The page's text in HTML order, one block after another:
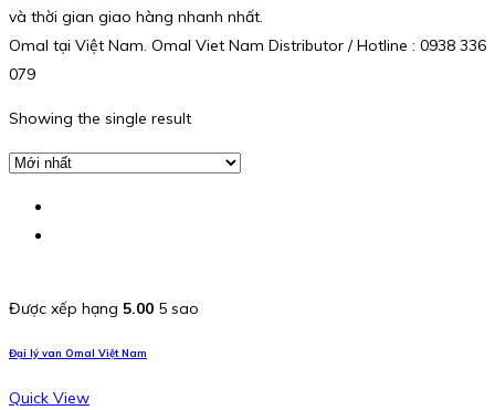
và thời gian giao hàng nhanh nhất.
Omal tại Việt Nam. Omal Viet Nam Distributor / Hotline : 0938 336
079
Showing the single result
Được xếp hạng 5.00 5 sao
Đại lý van Omal Việt Nam
Quick View